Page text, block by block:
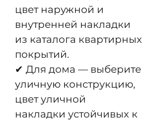
цвет наружной и
внутренней накладки
из каталога квартирных
покрытий.
✔ Для дома — выберите
уличную конструкцию,
цвет уличной
накладки устойчивых к